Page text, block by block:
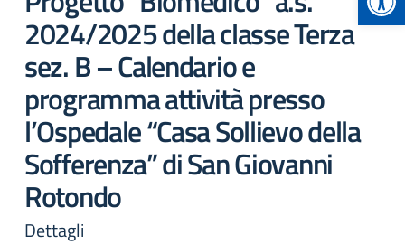
2024/2025 della classe Terza
sez. B – Calendario e
programma attività presso
l’Ospedale “Casa Sollievo della
Sofferenza” di San Giovanni
Rotondo
Dettagli